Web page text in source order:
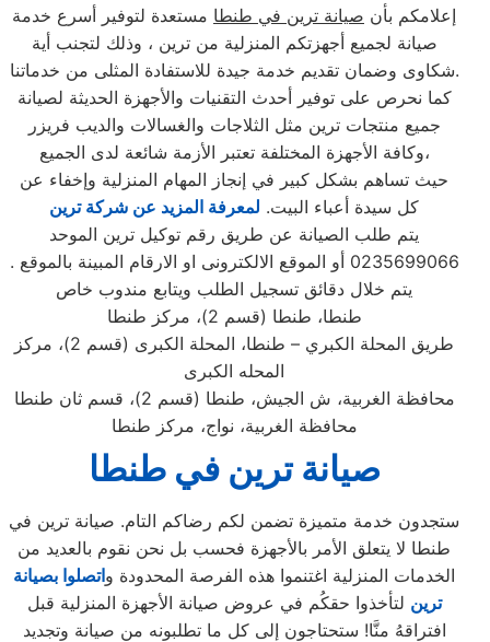
إعلامكم بأن صيانة ترين في طنطا مستعدة لتوفير أسرع خدمة
صيانة لجميع أجهزتكم المنزلية من ترين ، وذلك لتجنب أية
شكاوى وضمان تقديم خدمة جيدة للاستفادة المثلى من خدماتنا.
كما نحرص على توفير أحدث التقنيات والأجهزة الحديثة لصيانة
جميع منتجات ترين مثل الثلاجات والغسالات والديب فریزر
وكافة الأجهزة المختلفة تعتبر الأزمة شائعة لدى الجميع،
حيث تساهم بشكل كبير في إنجاز المهام المنزلية وإخفاء عن
كل سيدة أعباء البيت. لمعرفة المزيد عن شركة ترين
يتم طلب الصيانة عن طريق رقم توكيل ترين الموحد
0235699066 أو الموقع الالكترونى او الارقام المبينة بالموقع .
يتم خلال دقائق تسجيل الطلب ويتابع مندوب خاص
طنطا، طنطا (قسم 2)، مركز طنطا
طريق المحلة الكبري – طنطا، المحلة الكبرى (قسم 2)، مركز
المحله الكبرى
محافظة الغربية، ش الجيش، طنطا (قسم 2)، قسم ثان طنطا
محافظة الغربية، نواج، مركز طنطا
صيانة ترين في طنطا
ستجدون خدمة متميزة تضمن لكم رضاكم التام. صيانة ترين في
طنطا لا يتعلق الأمر بالأجهزة فحسب بل نحن نقوم بالعديد من
الخدمات المنزلية اغتنموا هذه الفرصة المحدودة واتصلوا بصيانة
ترين لتأخذوا حقكُم في عروض صيانة الأجهزة المنزلية قبل
افتراقهُ منَّا! ستحتاجون إلى كل ما تطلبونه من صيانة وتجديد